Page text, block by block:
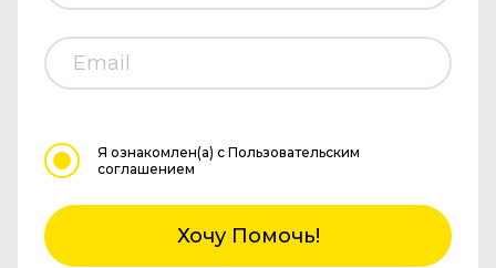
Я ознакомлен(а) с Пользовательским
соглашением
Хочу Помочь!